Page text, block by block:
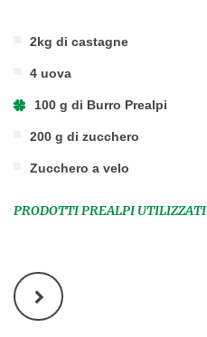
2kg di castagne
4 uova
100 g di Burro Prealpi
200 g di zucchero
Zucchero a velo
PRODOTTI PREALPI UTILIZZATI